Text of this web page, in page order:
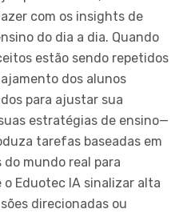
com os insights de
do dia a dia. Quando
estão sendo repetidos
dos alunos
para ajustar sua
estratégias de ensino—
tarefas baseadas em
mundo real para
Eduotec IA sinalizar alta
direcionadas ou